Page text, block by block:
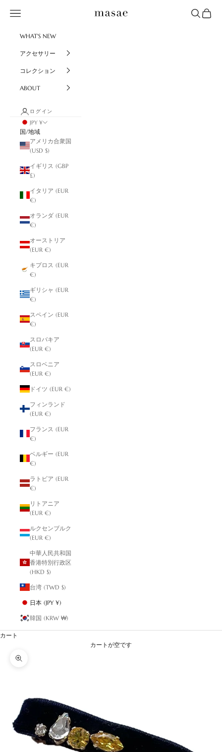
masae
メニュー 検索 カート
WHAT'S NEW
アクセサリー
コレクション
ABOUT
ログイン
JPY ¥
国/地域
アメリカ合衆国
(USD $)
イギリス (GBP
£)
イタリア (EUR
€)
オランダ (EUR
€)
オーストリア
(EUR €)
キプロス (EUR
€)
ギリシャ (EUR
€)
スペイン (EUR
€)
スロバキア
(EUR €)
スロベニア
(EUR €)
ドイツ (EUR €)
フィンランド
(EUR €)
フランス (EUR
€)
ベルギー (EUR
€)
ラトビア (EUR
€)
リトアニア
(EUR €)
ルクセンブルク
(EUR €)
中華人民共和国
香港特別行政区
(HKD $)
台湾 (TWD $)
日本 (JPY ¥)
韓国 (KRW ₩)
カート
カートが空です
ズームイン